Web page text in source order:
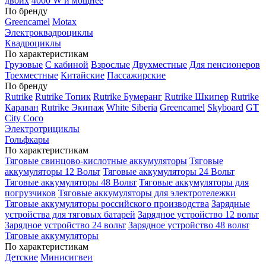
По бренду
Greencamel Motax
Электроквадроциклы
Квадроциклы
По характеристикам
Грузовые С кабиной Взрослые Двухместные Для пенсионеров
Трехместные Китайские Пассажирские
По бренду
Rutrike Rutrike Топик Rutrike Бумеранг Rutrike Шкипер Rutrike
Караван Rutrike Экипаж White Siberia Greencamel Skyboard GT
City Coco
Электротрициклы
Гольфкары
По характеристикам
Тяговые свинцово-кислотные аккумуляторы Тяговые
аккумуляторы 12 Вольт Тяговые аккумуляторы 24 Вольт
Тяговые аккумуляторы 48 Вольт Тяговые аккумуляторы для
погрузчиков Тяговые аккумуляторы для электротележки
Тяговые аккумуляторы российского производства Зарядные
устройства для тяговых батарей Зарядное устройство 12 вольт
Зарядное устройство 24 вольт Зарядное устройство 48 вольт
Тяговые аккумуляторы
По характеристикам
Детские Минисигвеи